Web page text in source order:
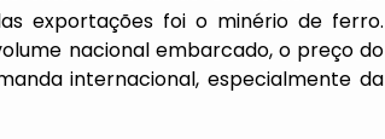
exportações foi o minério de ferro.
nacional embarcado, o preço do
internacional, especialmente da